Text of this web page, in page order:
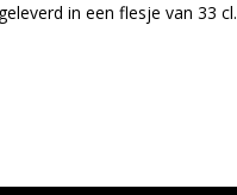
in een flesje van 33 cl.